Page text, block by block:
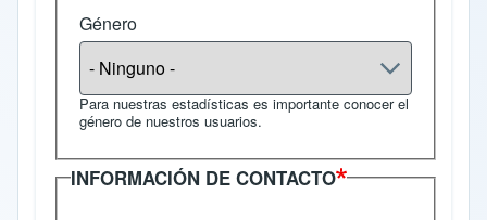
Género
Para nuestras estadísticas es importante conocer el
género de nuestros usuarios.
INFORMACIÓN DE CONTACTO